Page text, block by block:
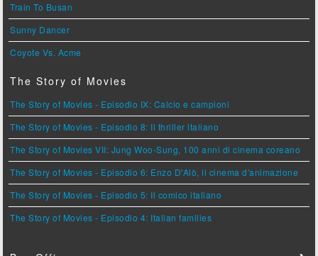
Train To Busan
Sunny Dancer
Coyote Vs. Acme
The Story of Movies
The Story of Movies - Episodio IX: Calcio e campioni
The Story of Movies - Episodio 8: Il thriller italiano
The Story of Movies VII: Jung Woo-Sung, 100 anni di cinema coreano
The Story of Movies - Episodio 6: Enzo D'Alò, il cinema d'animazione
The Story of Movies - Episodio 5: Il comico italiano
The Story of Movies - Episodio 4: Italian families